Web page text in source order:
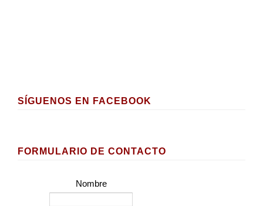
SÍGUENOS EN FACEBOOK
FORMULARIO DE CONTACTO
Nombre